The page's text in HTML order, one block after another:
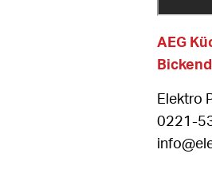
AEG
Elektro
0221-